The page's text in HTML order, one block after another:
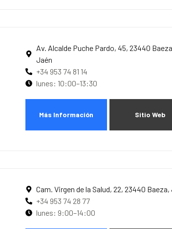
Av. Alcalde Puche Pardo, 45, 23440
Jaén
+34 953 74 81 14
lunes: 10:00–13:30
Más Información Sitio Web
Cam. Virgen de la Salud, 22, 23440 Baeza,
+34 953 74 28 77
lunes: 9:00–14:00